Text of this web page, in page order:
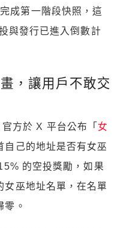
成第一階段快照，這
與發行已進入倒數計
，讓用戶不敢交
方於 X 平台公布「 女
自己的地址是否有女巫
的空投獎勵，如果
女巫地址名單，在名單
零。